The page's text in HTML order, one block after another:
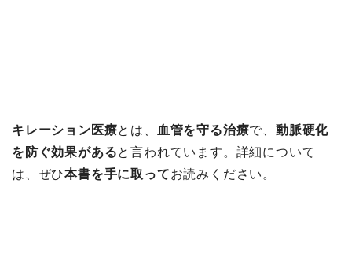
キレーション医療とは、 血管を守る治療で、動脈硬化
を防ぐ効果があると言われています。詳細について
は、ぜひ本書を手に取ってお読みください。